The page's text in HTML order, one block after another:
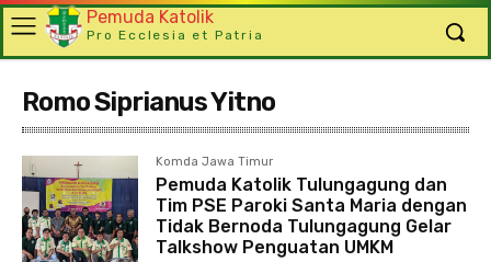
Pemuda Katolik
Pro Ecclesia et Patria
Romo Siprianus Yitno
Komda Jawa Timur
Pemuda Katolik Tulungagung dan
Tim PSE Paroki Santa Maria dengan
Tidak Bernoda Tulungagung Gelar
Talkshow Penguatan UMKM